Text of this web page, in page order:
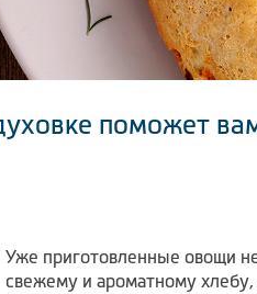
поможет
Уже приготовленные овощи
свежему и ароматному